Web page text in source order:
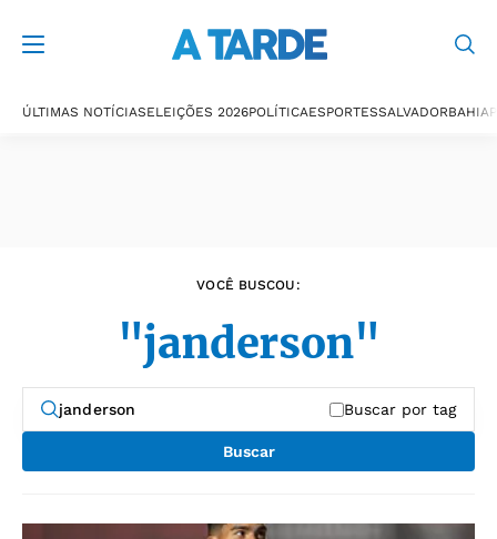
ÚLTIMAS NOTÍCIASELEIÇÕES 2026POLÍTICAESPORTESSALVADORBAHIA
VOCÊ BUSCOU:
"janderson"
Buscar por tag
Buscar